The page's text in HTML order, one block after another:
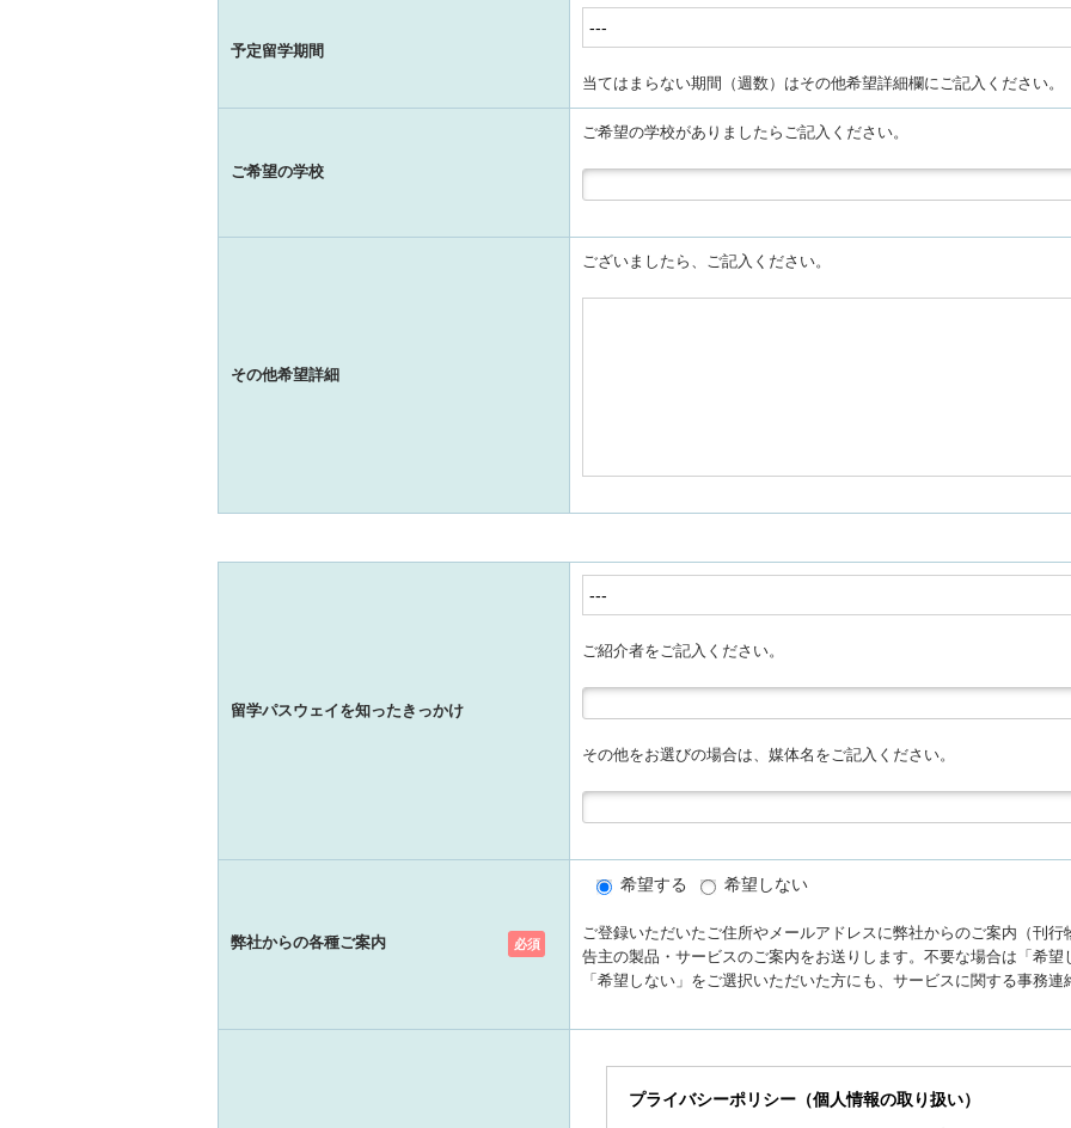
予定留学期間
当てはまらない期間（週数）はその他希望詳細欄にご記入ください。
ご希望の学校
ご希望の学校がありましたらご記入ください。
その他希望詳細
ございましたら、ご記入ください。
留学パスウェイを知ったきっかけ
ご紹介者をご記入ください。
その他をお選びの場合は、媒体名をご記入ください。
弊社からの各種ご案内 必須
希望する 希望しない
ご登録いただいたご住所やメールアドレスに弊社からのご案内（刊
告主の製品・サービスのご案内をお送りします。不要な場合は「希
「希望しない」をご選択いただいた方にも、サービスに関する事務